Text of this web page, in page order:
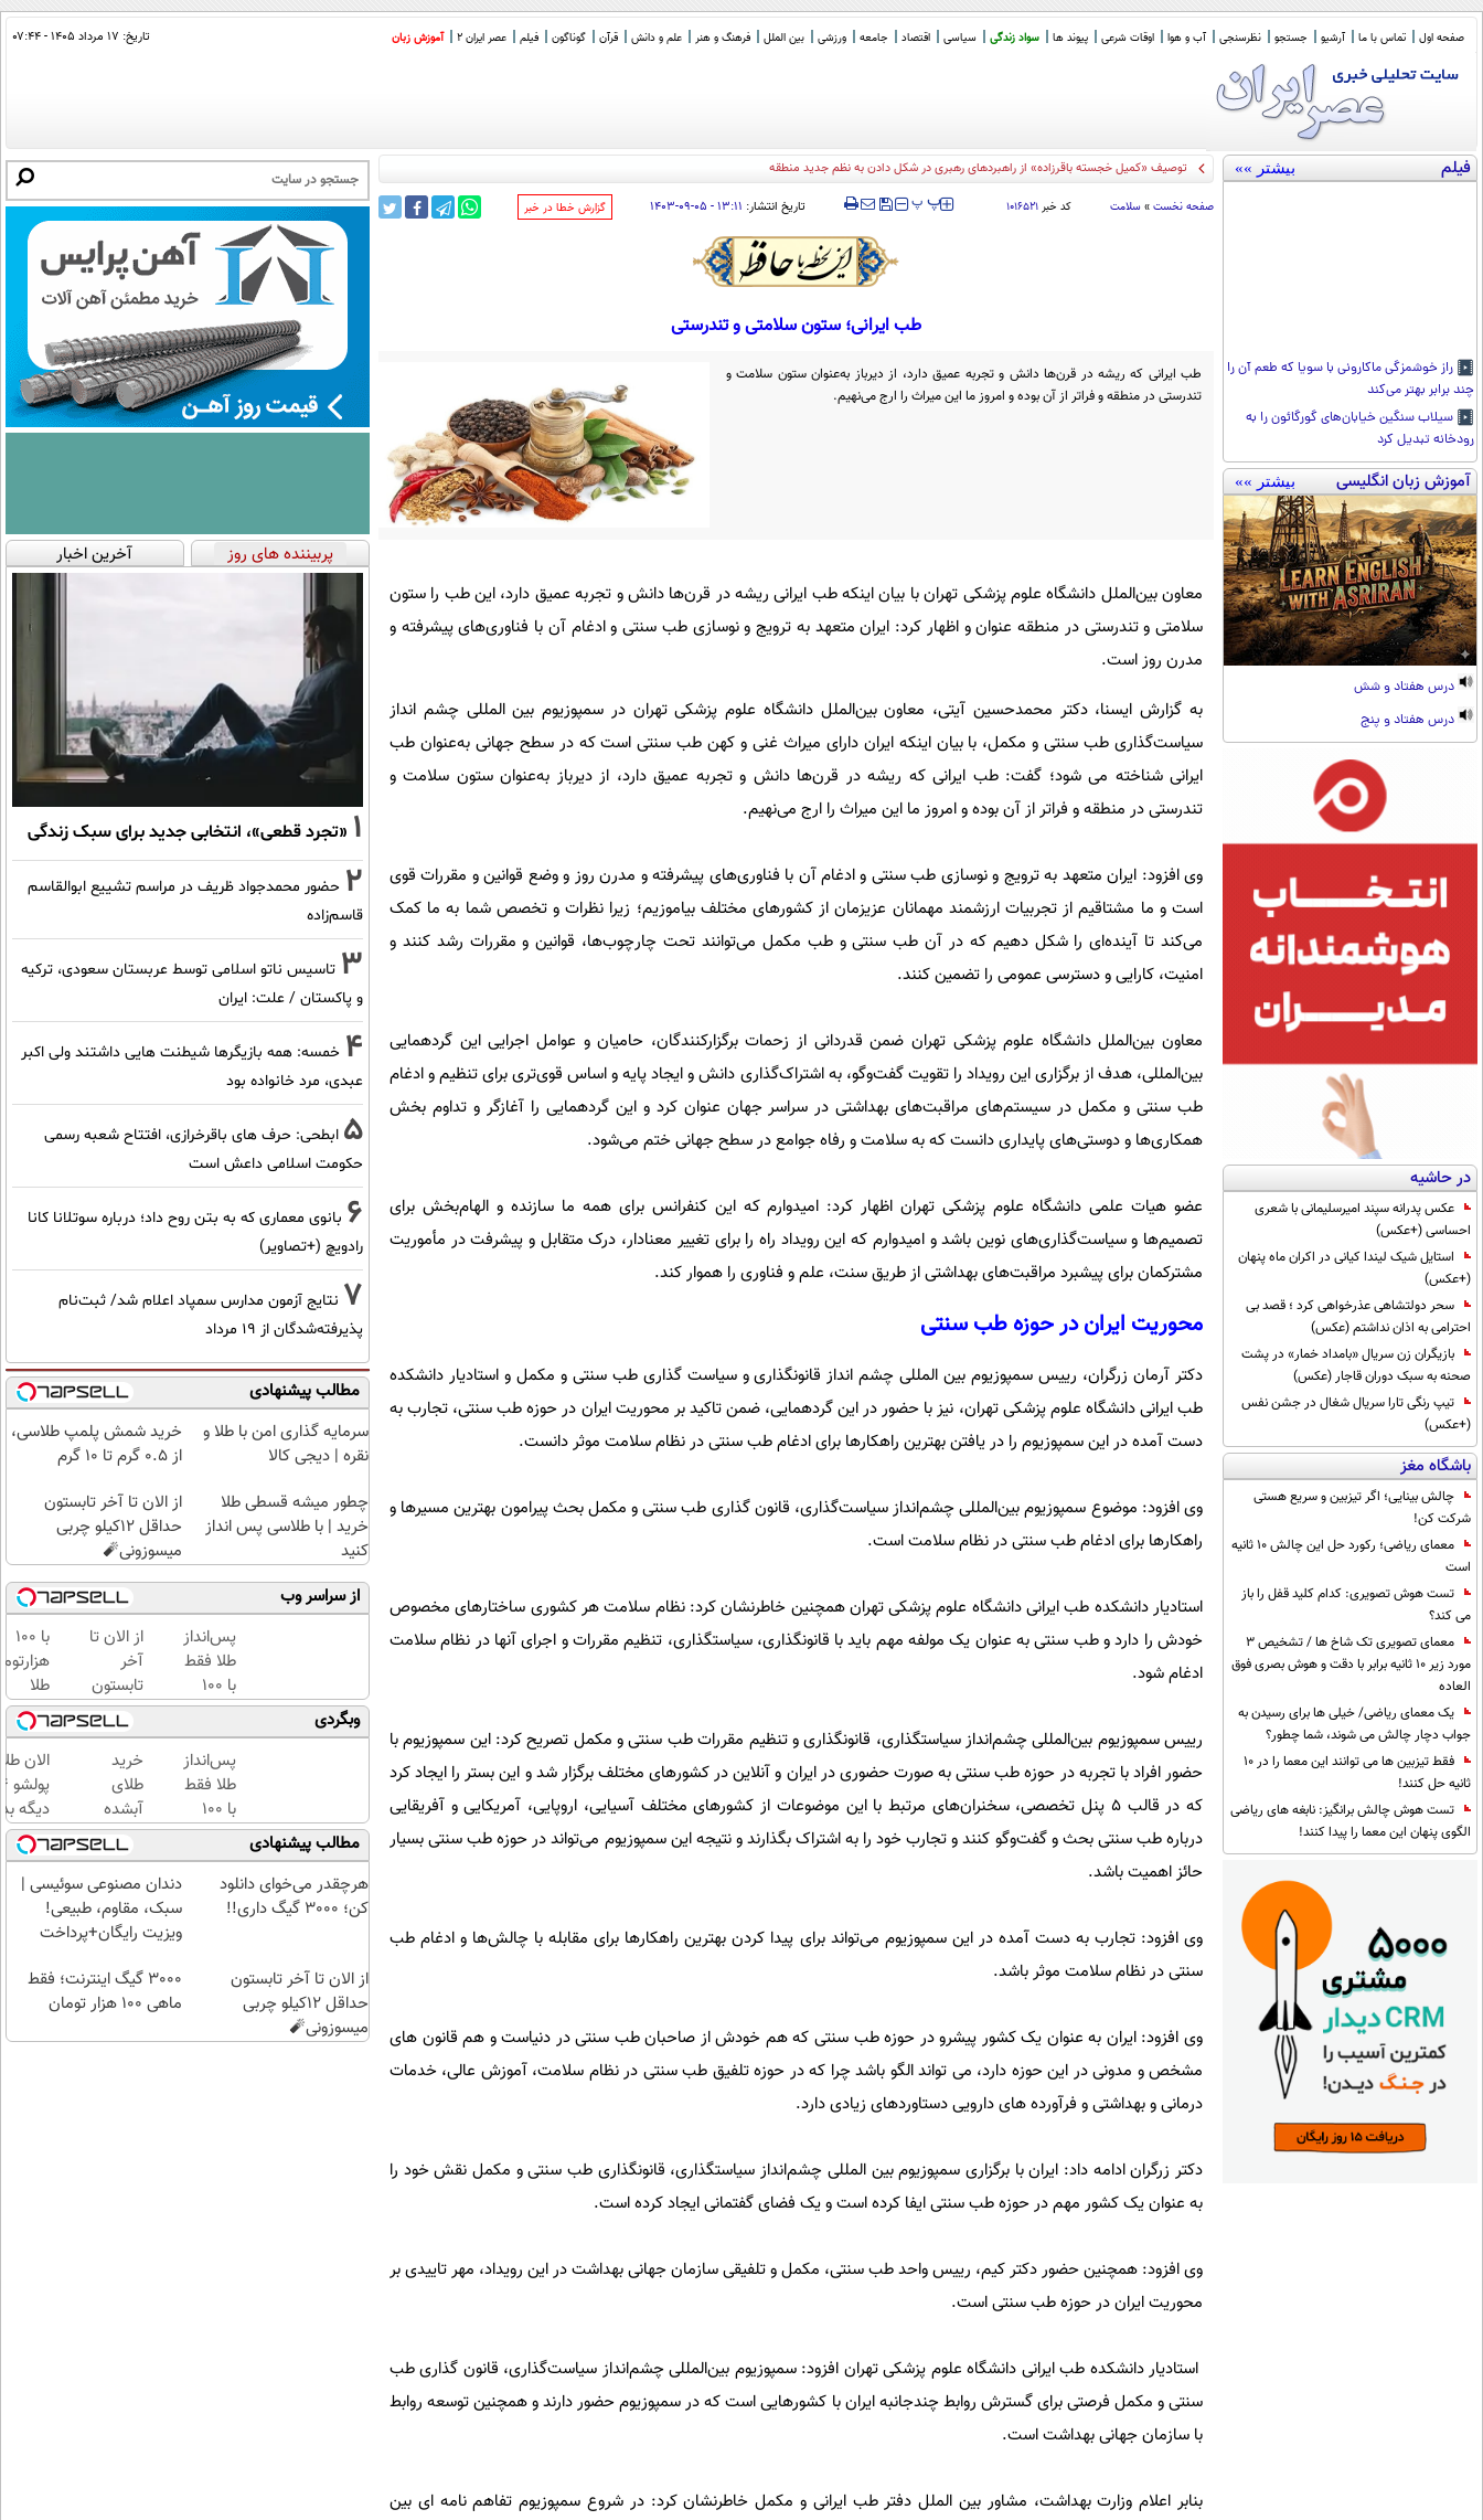
صفحه اول تماس با ما آرشیو جستجو نظرسنجی آب و هوا اوقات شرعی پیوند ها سواد زندگی سیاسی اقتصاد جامعه ورزشی بین الملل فرهنگ و هنر علم و دانش قرآن گوناگون فیلم عصر ایران 2 آموزش زبان تاریخ: ۱۷ مرداد ۱۴۰۵ - ۰۷:۴۴
فیلم بیشتر »»
راز خوشمزگی ماکارونی با سویا که طعم آن را
چند برابر بهتر می‌کند
سیلاب سنگین خیابان‌های گورگائون را به
رودخانه تبدیل کرد
آموزش زبان انگلیسی بیشتر »»
درس هفتاد و شش
درس هفتاد و پنج
در حاشیه
عکس پدرانه سپند امیرسلیمانی با شعری
احساسی (+عکس)
استایل شیک لیندا کیانی در اکران ماه پنهان
(+عکس)
سحر دولتشاهی عذرخواهی کرد ؛ قصد بی
احترامی به اذان نداشتم (عکس)
بازیگران زن سریال «بامداد خمار» در پشت
صحنه به سبک دوران قاجار (عکس)
تیپ رنگی تارا سریال شغال در جشن نفس
(+عکس)
باشگاه مغز
چالش بینایی؛ اگر تیزبین و سریع هستی
شرکت کن!
معمای ریاضی؛ رکورد حل این چالش 10 ثانیه
است
تست هوش تصویری: کدام کلید قفل را باز
می کند؟
معمای تصویری تک شاخ ها / تشخیص 3
مورد زیر 10 ثانیه برابر با دقت و هوش بصری فوق
العاده
یک معمای ریاضی/ خیلی ها برای رسیدن به
جواب دچار چالش می شوند، شما چطور؟
فقط تیزبین ها می توانند این معما را در 10
ثانیه حل کنند!
تست هوش چالش برانگیز: نابغه های ریاضی
الگوی پنهان این معما را پیدا کنند!
ک_
صفحه نخست » سلامت کد خبر۱۰۱۶۵۲۱ ‍‍‍ پپ تاریخ انتشار: ۱۳:۱۱ - ۰۵-۰۹-۱۴۰۳ ‌گزارش خطا در خبر
طب ایرانی؛ ستون سلامتی و تندرستی
طب ایرانی که ریشه در قرن‌ها دانش و تجربه عمیق دارد، از دیرباز به‌عنوان ستون سلامت و
تندرستی در منطقه و فراتر از آن بوده و امروز ما این میراث را ارج می‌نهیم.
معاون بین‌الملل دانشگاه علوم پزشکی تهران با بیان اینکه طب ایرانی ریشه در قرن‌ها دانش و تجربه عمیق دارد، این طب را ستون
سلامتی و تندرستی در منطقه عنوان و اظهار کرد: ایران متعهد به ترویج و نوسازی طب سنتی و ادغام آن با فناوری‌های پیشرفته و
مدرن روز است.
به گزارش ایسنا، دکتر محمدحسین آیتی، معاون بین‌الملل دانشگاه علوم پزشکی تهران در سمپوزیوم بین ‌المللی چشم‌ انداز
سیاست‌گذاری طب سنتی و مکمل، با بیان اینکه ایران دارای میراث غنی و کهن طب سنتی است که در سطح جهانی به‌عنوان طب
ایرانی شناخته می‌ شود؛ گفت: طب ایرانی که ریشه در قرن‌ها دانش و تجربه عمیق دارد، از دیرباز به‌عنوان ستون سلامت و
تندرستی در منطقه و فراتر از آن بوده و امروز ما این میراث را ارج می‌نهیم.
وی افزود: ایران متعهد به ترویج و نوسازی طب سنتی و ادغام آن با فناوری‌های پیشرفته و مدرن روز و وضع قوانین و مقررات قوی
است و ما مشتاقیم از تجربیات ارزشمند مهمانان عزیزمان از کشورهای مختلف بیاموزیم؛ زیرا نظرات و تخصص شما به ما کمک
می‌کند تا آینده‌ای را شکل دهیم که در آن طب سنتی و طب مکمل می‌توانند تحت چارچوب‌ها، قوانین و مقررات رشد کنند و
امنیت، کارایی و دسترسی عمومی را تضمین کنند.
معاون بین‌الملل دانشگاه علوم پزشکی تهران ضمن قدردانی از زحمات برگزارکنندگان، حامیان و عوامل اجرایی این گردهمایی
بین‌المللی، هدف از برگزاری این رویداد را تقویت گفت‌وگو، به اشتراک‌گذاری دانش و ایجاد پایه و اساس قوی‌تری برای تنظیم و ادغام
طب سنتی و مکمل در سیستم‌های مراقبت‌های بهداشتی در سراسر جهان عنوان کرد و این گردهمایی را آغازگر و تداوم بخش
همکاری‌ها و دوستی‌های پایداری دانست که به سلامت و رفاه جوامع در سطح جهانی ختم می‌شود.
عضو هیات علمی دانشگاه علوم پزشکی تهران اظهار کرد: امیدوارم که این کنفرانس برای همه ما سازنده و الهام‌بخش برای
تصمیم‌ها و سیاست‌گذاری‌های نوین باشد و امیدوارم که این رویداد راه را برای تغییر معنادار، درک متقابل و پیشرفت در مأموریت
مشترکمان برای پیشبرد مراقبت‌های بهداشتی از طریق سنت، علم و فناوری را هموار کند.
محوریت ایران در حوزه طب سنتی
دکتر آرمان زرگران، رییس سمپوزیوم بین المللی چشم انداز قانونگذاری و سیاست گذاری طب سنتی و مکمل و استادیار دانشکده
طب ایرانی دانشگاه علوم پزشکی تهران، نیز با حضور در این گردهمایی، ضمن تاکید بر محوریت ایران در حوزه طب سنتی، تجارب به
دست آمده در این سمپوزیوم را در یافتن بهترین راهکارها برای ادغام طب سنتی در نظام سلامت موثر دانست.
وی افزود: موضوع سمپوزیوم بین‌المللی چشم‌انداز سیاست‌گذاری، قانون گذاری طب سنتی و مکمل بحث پیرامون بهترین مسیرها و
راهکارها برای ادغام طب سنتی در نظام سلامت است.
استادیار دانشکده طب ایرانی دانشگاه علوم پزشکی تهران همچنین خاطرنشان کرد: نظام سلامت هر کشوری ساختارهای مخصوص
خودش را دارد و طب سنتی به عنوان یک مولفه مهم باید با قانونگذاری، سیاستگذاری، تنظیم مقررات و اجرای آنها در نظام سلامت
ادغام شود.
رییس سمپوزیوم بین‌المللی چشم‌انداز سیاستگذاری، قانونگذاری و تنظیم مقررات طب سنتی و مکمل تصریح کرد: این سمپوزیوم با
حضور افراد با تجربه در حوزه طب سنتی به صورت حضوری در ایران و آنلاین در کشورهای مختلف برگزار شد و این بستر را ایجاد کرد
که در قالب ۵ پنل تخصصی، سخنران‌های مرتبط با این موضوعات از کشورهای مختلف آسیایی، اروپایی، آمریکایی و آفریقایی
درباره طب سنتی بحث و گفت‌وگو کنند و تجارب خود را به اشتراک بگذارند و نتیجه این سمپوزیوم می‌تواند در حوزه طب سنتی بسیار
حائز اهمیت باشد.
وی افزود: تجارب به دست آمده در این سمپوزیوم می‌تواند برای پیدا کردن بهترین راهکارها برای مقابله با چالش‌ها و ادغام طب
سنتی در نظام سلامت موثر باشد.
وی افزود: ایران به عنوان یک کشور پیشرو در حوزه طب سنتی که هم خودش از صاحبان طب سنتی در دنیاست و هم قانون‌ های
مشخص و مدونی در این حوزه دارد، می‌ تواند الگو باشد چرا که در حوزه تلفیق طب سنتی در نظام سلامت، آموزش عالی، خدمات
درمانی و بهداشتی و فرآورده ‌های دارویی دستاوردهای زیادی دارد.
دکتر زرگران ادامه داد: ایران با برگزاری سمپوزیوم بین ‌المللی چشم‌انداز سیاستگذاری، قانونگذاری طب سنتی و مکمل نقش خود را
به عنوان یک کشور مهم در حوزه طب سنتی ایفا کرده است و یک فضای گفتمانی ایجاد کرده است.
وی افزود: همچنین حضور دکتر کیم، رییس واحد طب سنتی، مکمل و تلفیقی سازمان جهانی بهداشت در این رویداد، مهر تاییدی بر
محوریت ایران در حوزه طب سنتی است.
استادیار دانشکده طب ایرانی دانشگاه علوم پزشکی تهران افزود: سمپوزیوم بین‌المللی چشم‌انداز سیاست‌گذاری، قانون گذاری طب
سنتی و مکمل فرصتی برای گسترش روابط چندجانبه ایران با کشورهایی است که در سمپوزیوم حضور دارند و همچنین توسعه روابط
با سازمان جهانی بهداشت است.
بنابر اعلام وزارت بهداشت، مشاور بین الملل دفتر طب ایرانی و مکمل خاطرنشان کرد: در شروع سمپوزیوم تفاهم نامه ‌ای بین
پربیننده های روز آخرین اخبار
1 «تجرد قطعی»، انتخابی جدید برای سبک زندگی
2 حضور محمدجواد ظریف در مراسم تشییع ابوالقاسم
قاسم‌زاده
3 تاسیس ناتو اسلامی توسط عربستان سعودی، ترکیه
و پاکستان / علت: ایران
4 خمسه: همه بازیگرها شیطنت هایی داشتند ولی اکبر
عبدی، مرد خانواده بود
5 ابطحی: حرف های باقرخرازی، افتتاح شعبه رسمی
حکومت اسلامی داعش است
6 بانوی معماری که به بتن روح داد؛ درباره سوتلانا کانا
رادویچ (+تصاویر)
7 نتایج آزمون مدارس سمپاد اعلام شد/ ثبت‌نام
پذیرفته‌شدگان از ۱۹ مرداد
مطالب پیشنهادی
سرمایه گذاری امن با طلا و
نقره | دیجی کالا
خرید شمش پلمپ طلاسی،
از ۰.۵ گرم تا ۱۰ گرم
چطور میشه قسطی طلا
خرید | با طلاسی پس انداز
کنید
از الان تا آخر تابستون
حداقل 12کیلو چربی
میسوزونی🧨
از سراسر وب
پس‌انداز
طلا فقط
با ۱۰۰
هزارتومان
(امن و
راحت)
از الان تا
آخر
تابستون
حداقل
12کیلو
چربی
میسوزونی
🧨
با ۱۰۰
طلا
بخرید،
اون هم
قسطی
وبگردی
پس‌انداز
طلا فقط
با ۱۰۰
هزارتومان
(امن و
راحت)
خرید
طلای
آبشده
حتی با
۱۰۰هزارتومان
الان
دیگه
طلا با
بی‌بهره
مطالب پیشنهادی
هرچقدر می‌خوای دانلود
کن؛ 3000 گیگ داری!!
دندان مصنوعی سوئیسی |
سبک، مقاوم، طبیعی!
ویزیت رایگان+پرداخت
از الان تا آخر تابستون
حداقل 12کیلو چربی
میسوزونی🧨
3000 گیگ اینترنت؛ فقط
ماهی 100 هزار تومان